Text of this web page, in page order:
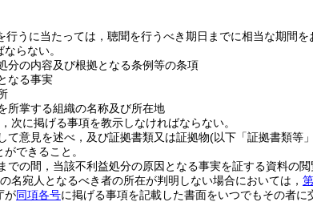
行うに当たっては，聴聞を行うべき期日までに相当な期間
らない。
分の内容及び根拠となる条例等の条項
なる事実
所掌する組織の名称及び所在地
次に掲げる事項を教示しなければならない。
て意見を述べ，及び証拠書類又は証拠物(以下「証拠書類等
できること。
での間，当該不利益処分の原因となる事実を証する資料の閲
名宛人となるべき者の所在が判明しない場合においては，
が同項各号に掲げる事項を記載した書面をいつでもその者